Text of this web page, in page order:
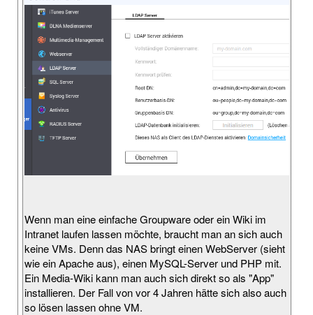
Wenn man eine einfache Groupware oder ein Wiki im
Intranet laufen lassen möchte, braucht man an sich auch
keine VMs. Denn das NAS bringt einen WebServer (sieht
wie ein Apache aus), einen MySQL-Server und PHP mit.
Ein Media-Wiki kann man auch sich direkt so als "App"
installieren. Der Fall von vor 4 Jahren hätte sich also auch
so lösen lassen ohne VM.